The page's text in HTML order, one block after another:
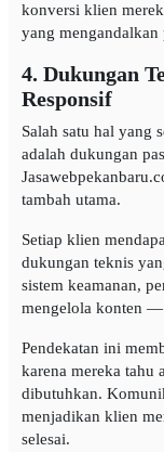
konversi klien
yang mengandalkan
4. Dukungan
Responsif
Salah satu hal yang
adalah dukungan
tambah utama.
Setiap klien
dukungan teknis
sistem keamanan,
mengelola konten —
Pendekatan ini
karena mereka tahu
dibutuhkan.
menjadikan klien
selesai.